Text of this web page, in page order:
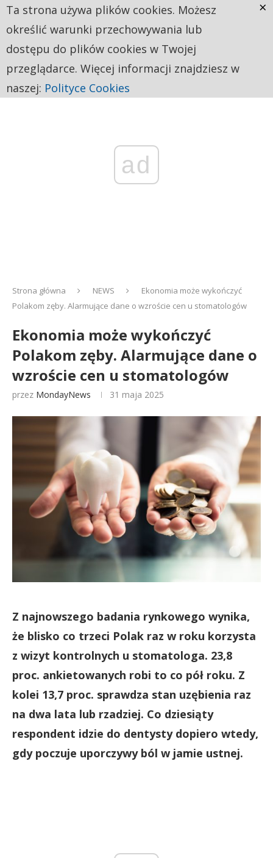
ad
Strona główna NEWS
Ekonomia może wykończyć
Polakom zęby. Alarmujące dane o wzroście cen u stomatologów
Ekonomia może wykończyć
Polakom zęby. Alarmujące dane o
wzroście cen u stomatologów
przez MondayNews 31 maja 2025
Z najnowszego badania rynkowego wynika,
że blisko co trzeci Polak raz w roku korzysta
z wizyt kontrolnych u stomatologa. 23,8
proc. ankietowanych robi to co pół roku. Z
kolei 13,7 proc. sprawdza stan uzębienia raz
na dwa lata lub rzadziej. Co dziesiąty
respondent idzie do dentysty dopiero wtedy,
gdy poczuje uporczywy ból w jamie ustnej.
Ta strona używa plików cookies. Możesz
określić warunki przechowywania lub
dostępu do plików cookies w Twojej
przeglądarce. Więcej informacji znajdziesz w
naszej: Polityce Cookies
×